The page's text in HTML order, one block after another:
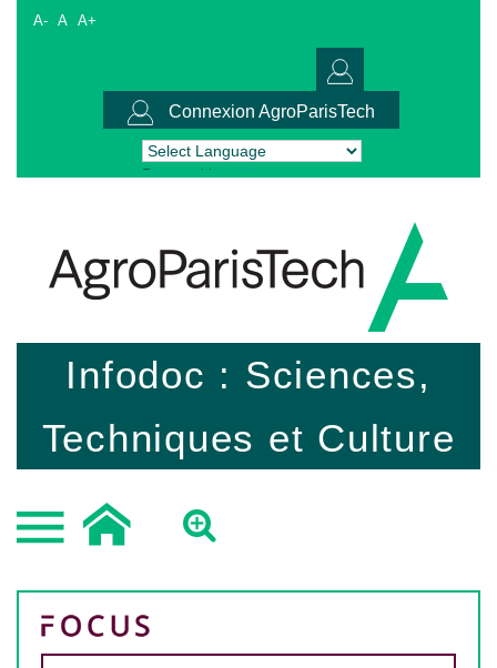
A- A A+
Connexion AgroParisTech
Powered by Translate
Infodoc : Sciences,
Techniques et Culture